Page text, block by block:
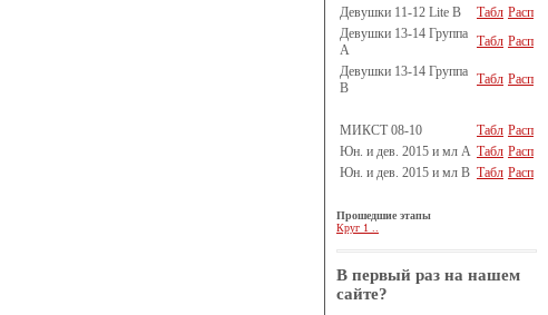
Девушки 11-12 Lite B
Табл Расп
Девушки 13-14 Группа
A
Табл Расп
Девушки 13-14 Группа
B
Табл Расп
МИКСТ 08-10 Табл Расп
Юн. и дев. 2015 и мл A Табл Расп
Юн. и дев. 2015 и мл B Табл Расп
Прошедшие этапы
Круг 1 ..
В первый раз на нашем
сайте?